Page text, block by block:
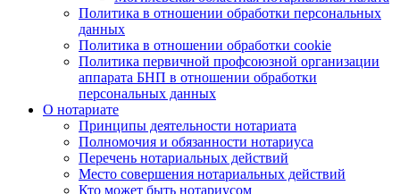
Политика в отношении обработки персональных
данных
Политика в отношении обработки cookie
Политика первичной профсоюзной организации
аппарата БНП в отношении обработки
персональных данных
О нотариате
Принципы деятельности нотариата
Полномочия и обязанности нотариуса
Перечень нотариальных действий
Место совершения нотариальных действий
Кто может быть нотариусом